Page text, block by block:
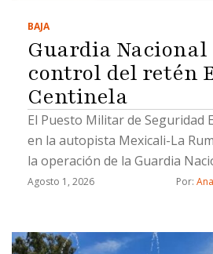
BAJA
Guardia Nacional
control del retén
Centinela
El Puesto Militar de Seguridad
en la autopista Mexicali-La
la operación de la Guardia
brindará apoyo temporal
Agosto 1, 2026 Por: